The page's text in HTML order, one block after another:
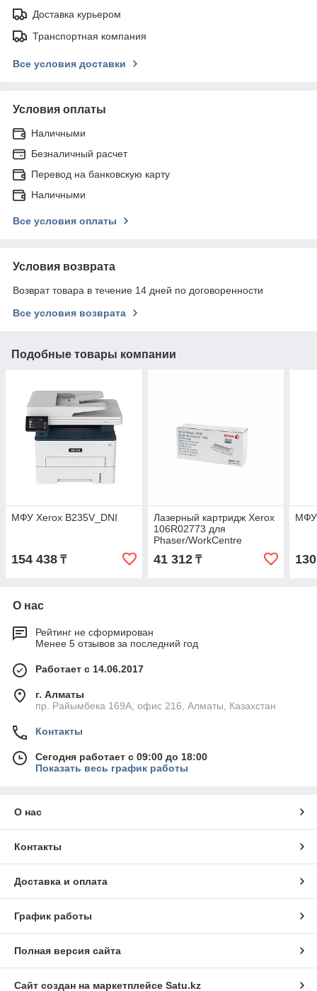
Доставка курьером
Транспортная компания
Все условия доставки
Условия оплаты
Наличными
Безналичный расчет
Перевод на банковскую карту
Наличными
Все условия оплаты
Условия возврата
Возврат товара в течение 14 дней по договоренности
Все условия возврата
Подобные товары компании
МФУ Xerox B235V_DNI
154 438 ₸
Лазерный картридж Xerox
106R02773 для
Phaser/WorkCentre
3020/3025 106R02773
41 312₸
МФУ
О нас
Рейтинг не сформирован
Менее 5 отзывов за последний год
Работает с 14.06.2017
г. Алматы
пр. Райымбека 169А, офис 216, Алматы, Казахстан
Контакты
Сегодня работает с 09:00 до 18:00
Показать весь график работы
О нас
Контакты
Доставка и оплата
График работы
Полная версия сайта
Сайт создан на маркетплейсе Satu.kz